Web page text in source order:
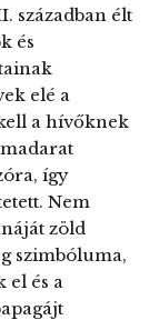
században élt
és
elé a
a hívőknek
így
Nem
zöld
szimbóluma,
el és a